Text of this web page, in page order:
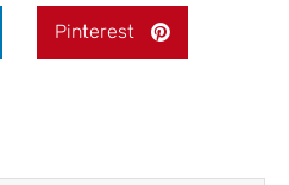
Pinterest